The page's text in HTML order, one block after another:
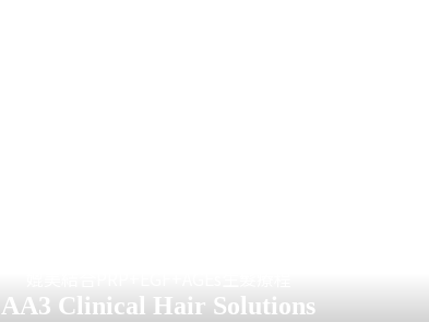
AA3 Clinical Hair Solutions